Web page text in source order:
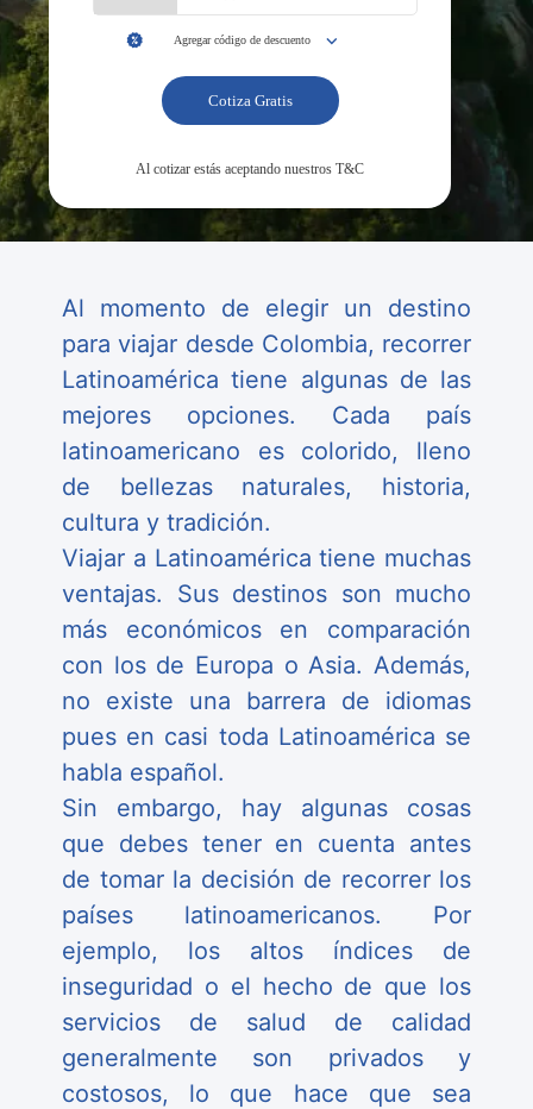
Al momento de elegir un destino
para viajar desde Colombia, recorrer
Latinoamérica tiene algunas de las
mejores opciones. Cada país
latinoamericano es colorido, lleno
de bellezas naturales, historia,
cultura y tradición.
Viajar a Latinoamérica tiene muchas
ventajas. Sus destinos son mucho
más económicos en comparación
con los de Europa o Asia. Además,
no existe una barrera de idiomas
pues en casi toda Latinoamérica se
habla español.
Sin embargo, hay algunas cosas
que debes tener en cuenta antes
de tomar la decisión de recorrer los
países latinoamericanos. Por
ejemplo, los altos índices de
inseguridad o el hecho de que los
servicios de salud de calidad
generalmente son privados y
costosos, lo que hace que sea